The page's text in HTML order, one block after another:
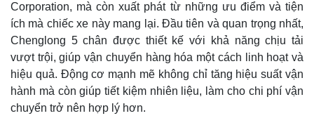
Corporation, mà còn xuất phát từ những ưu điểm và tiện
ích mà chiếc xe này mang lại. Đầu tiên và quan trọng nhất,
Chenglong 5 chân được thiết kế với khả năng chịu tải
vượt trội, giúp vận chuyển hàng hóa một cách linh hoạt và
hiệu quả. Động cơ mạnh mẽ không chỉ tăng hiệu suất vận
hành mà còn giúp tiết kiệm nhiên liệu, làm cho chi phí vận
chuyển trở nên hợp lý hơn.